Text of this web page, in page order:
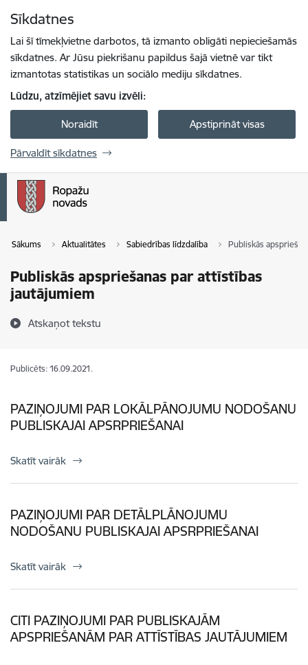
Sīkdatnes
Lai šī tīmekļvietne darbotos, tā izmanto obligāti nepieciešamās
sīkdatnes. Ar Jūsu piekrišanu papildus šajā vietnē var tikt
izmantotas statistikas un sociālo mediju sīkdatnes.
Lūdzu, atzīmējiet savu izvēli:
Noraidīt Apstiprināt visas
Pārvaldīt sīkdatnes
Sākums Aktualitātes Sabiedrības līdzdalība Publiskās
Publiskās apspriešanas par attīstības
jautājumiem
Atskaņot tekstu
Publicēts: 16.09.2021.
PAZIŅOJUMI PAR LOKĀLPĀNOJUMU NODOŠANU
PUBLISKAJAI APSRPRIEŠANAI
Skatīt vairāk
PAZIŅOJUMI PAR DETĀLPLĀNOJUMU
NODOŠANU PUBLISKAJAI APSRPRIEŠANAI
Skatīt vairāk
CITI PAZIŅOJUMI PAR PUBLISKAJĀM
APSPRIEŠANĀM PAR ATTĪSTĪBAS JAUTĀJUMIEM